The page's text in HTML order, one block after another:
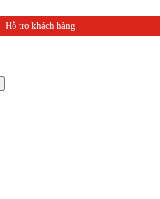
Hỗ trợ khách hàng